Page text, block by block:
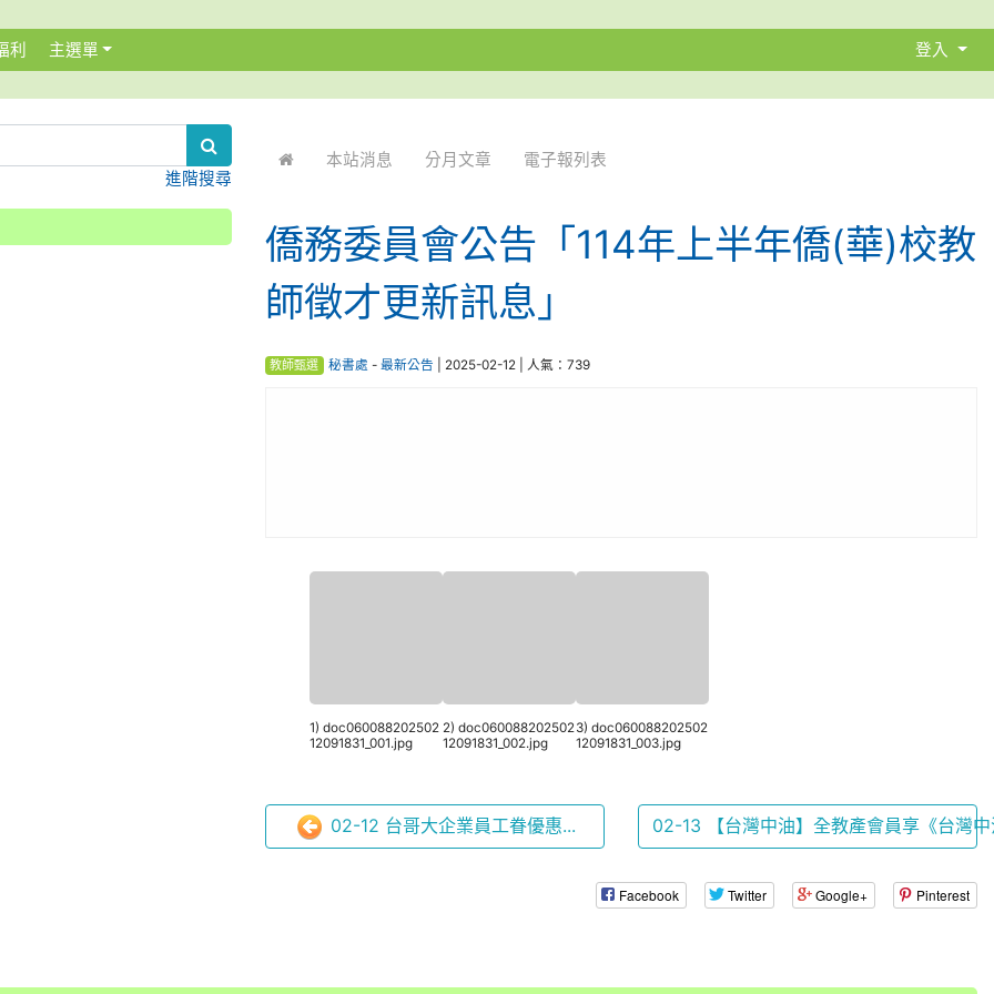
利 主選單 登入
本站消息 分月文章 電子報列表
僑務委員會公告「114年上半年僑(華)校教
師徵才更新訊息」
教師甄選 秘書處 - 最新公告 | 2025-02-12 | 人氣：739
1) doc060088202502
12091831_001.jpg
2) doc060088202502
12091831_002.jpg
3) doc060088202502
12091831_003.jpg
02-12 台哥大企業員工眷優惠... 02-13 【台灣中油】全教產會員享《台灣
Facebook Twitter Google+ Pinterest
進階搜尋